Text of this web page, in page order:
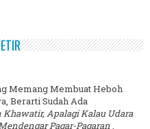
Memang Membuat Heboh
Berarti Sudah Ada
Apalagi Kalau Udara
Pagar-Pagaran.